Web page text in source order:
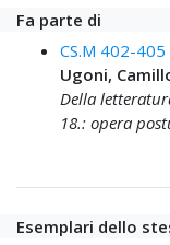
Fa parte di
CS.M 402-405
Ugoni,
Della
18.: opera
Esemplari dello